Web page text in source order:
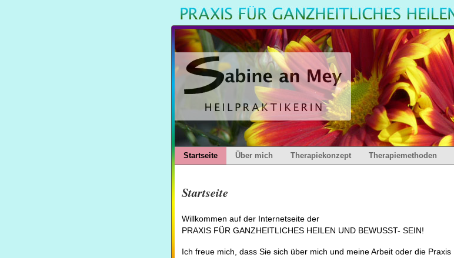
Startseite Über mich Therapiekonzept Therapiemethoden
Startseite
Willkommen auf der Internetseite der
PRAXIS FÜR GANZHEITLICHES HEILEN UND BEWUSST- SEIN!
Ich freue mich, dass Sie sich über mich und meine Arbeit oder die Praxis